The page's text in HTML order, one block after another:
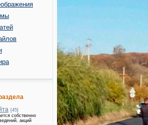
[45]
собственно
акций